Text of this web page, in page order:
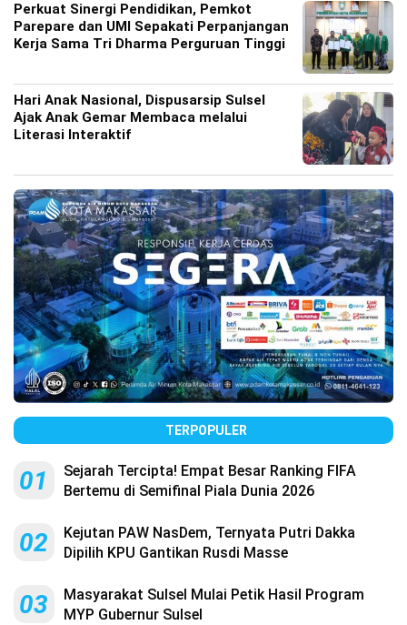
Perkuat Sinergi Pendidikan, Pemkot
Parepare dan UMI Sepakati Perpanjangan
Kerja Sama Tri Dharma Perguruan Tinggi
Hari Anak Nasional, Dispusarsip Sulsel
Ajak Anak Gemar Membaca melalui
Literasi Interaktif
TERPOPULER
01
Sejarah Tercipta! Empat Besar Ranking FIFA
Bertemu di Semifinal Piala Dunia 2026
02
Kejutan PAW NasDem, Ternyata Putri Dakka
Dipilih KPU Gantikan Rusdi Masse
03
Masyarakat Sulsel Mulai Petik Hasil Program
MYP Gubernur Sulsel